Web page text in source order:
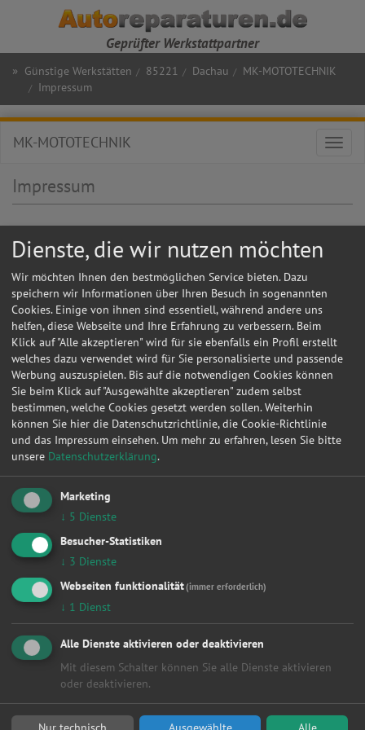
Geprüfter Werkstattpartner
» Günstige Werkstätten 85221 Dachau
MK-MOTOTECHNIK
Impressum
MK-MOTOTECHNIK
Impressum
MK-MOTOTECHNIK
85221 Dachau
Geschäftsführer:
Karaarslan
Ansprechpartner:
Herr Karaarslan Murat
Telefon:
Telefonnummer anzeigen
E-Mail:
Ust.-Nr.:
107/234/71414
Inhaltlich Verantwortlicher im Sinne der §§ 5, 6 TMG
(Telemediengesetz):
MK-MOTOTECHNIK (Anschrift wie oben)
Die Inhalte dieser Informationsseite werden mit größtmöglicher
Sorgfalt erstellt. Die FirmaMK-MOTOTECHNIKübernimmt jedoch
keine Gewähr für die Richtigkeit, Vollständigkeit und Aktualität
erfolgt auf eigene Gefahr des Nutzers.
Dienste, die wir nutzen möchten
Wir möchten Ihnen den bestmöglichen Service bieten. Dazu
speichern wir Informationen über Ihren Besuch in sogenannten
Cookies. Einige von ihnen sind essentiell, während andere uns
helfen, diese Webseite und Ihre Erfahrung zu verbessern. Beim
Klick auf "Alle akzeptieren" wird für sie ebenfalls ein Profil erstellt
welches dazu verwendet wird für Sie personalisierte und passende
Werbung auszuspielen. Bis auf die notwendigen Cookies können
Sie beim Klick auf "Ausgewählte akzeptieren" zudem selbst
bestimmen, welche Cookies gesetzt werden sollen. Weiterhin
können Sie hier die Datenschutzrichtlinie, die Cookie-Richtlinie
und das Impressum einsehen. Um mehr zu erfahren, lesen Sie bitte
unsere Datenschutzerklärung.
Marketing
↓ 5 Dienste
Besucher-Statistiken
↓ 3 Dienste
Webseiten funktionalität(immer erforderlich)
↓ 1 Dienst
Alle Dienste aktivieren oder deaktivieren
Mit diesem Schalter können Sie alle Dienste aktivieren
oder deaktivieren.